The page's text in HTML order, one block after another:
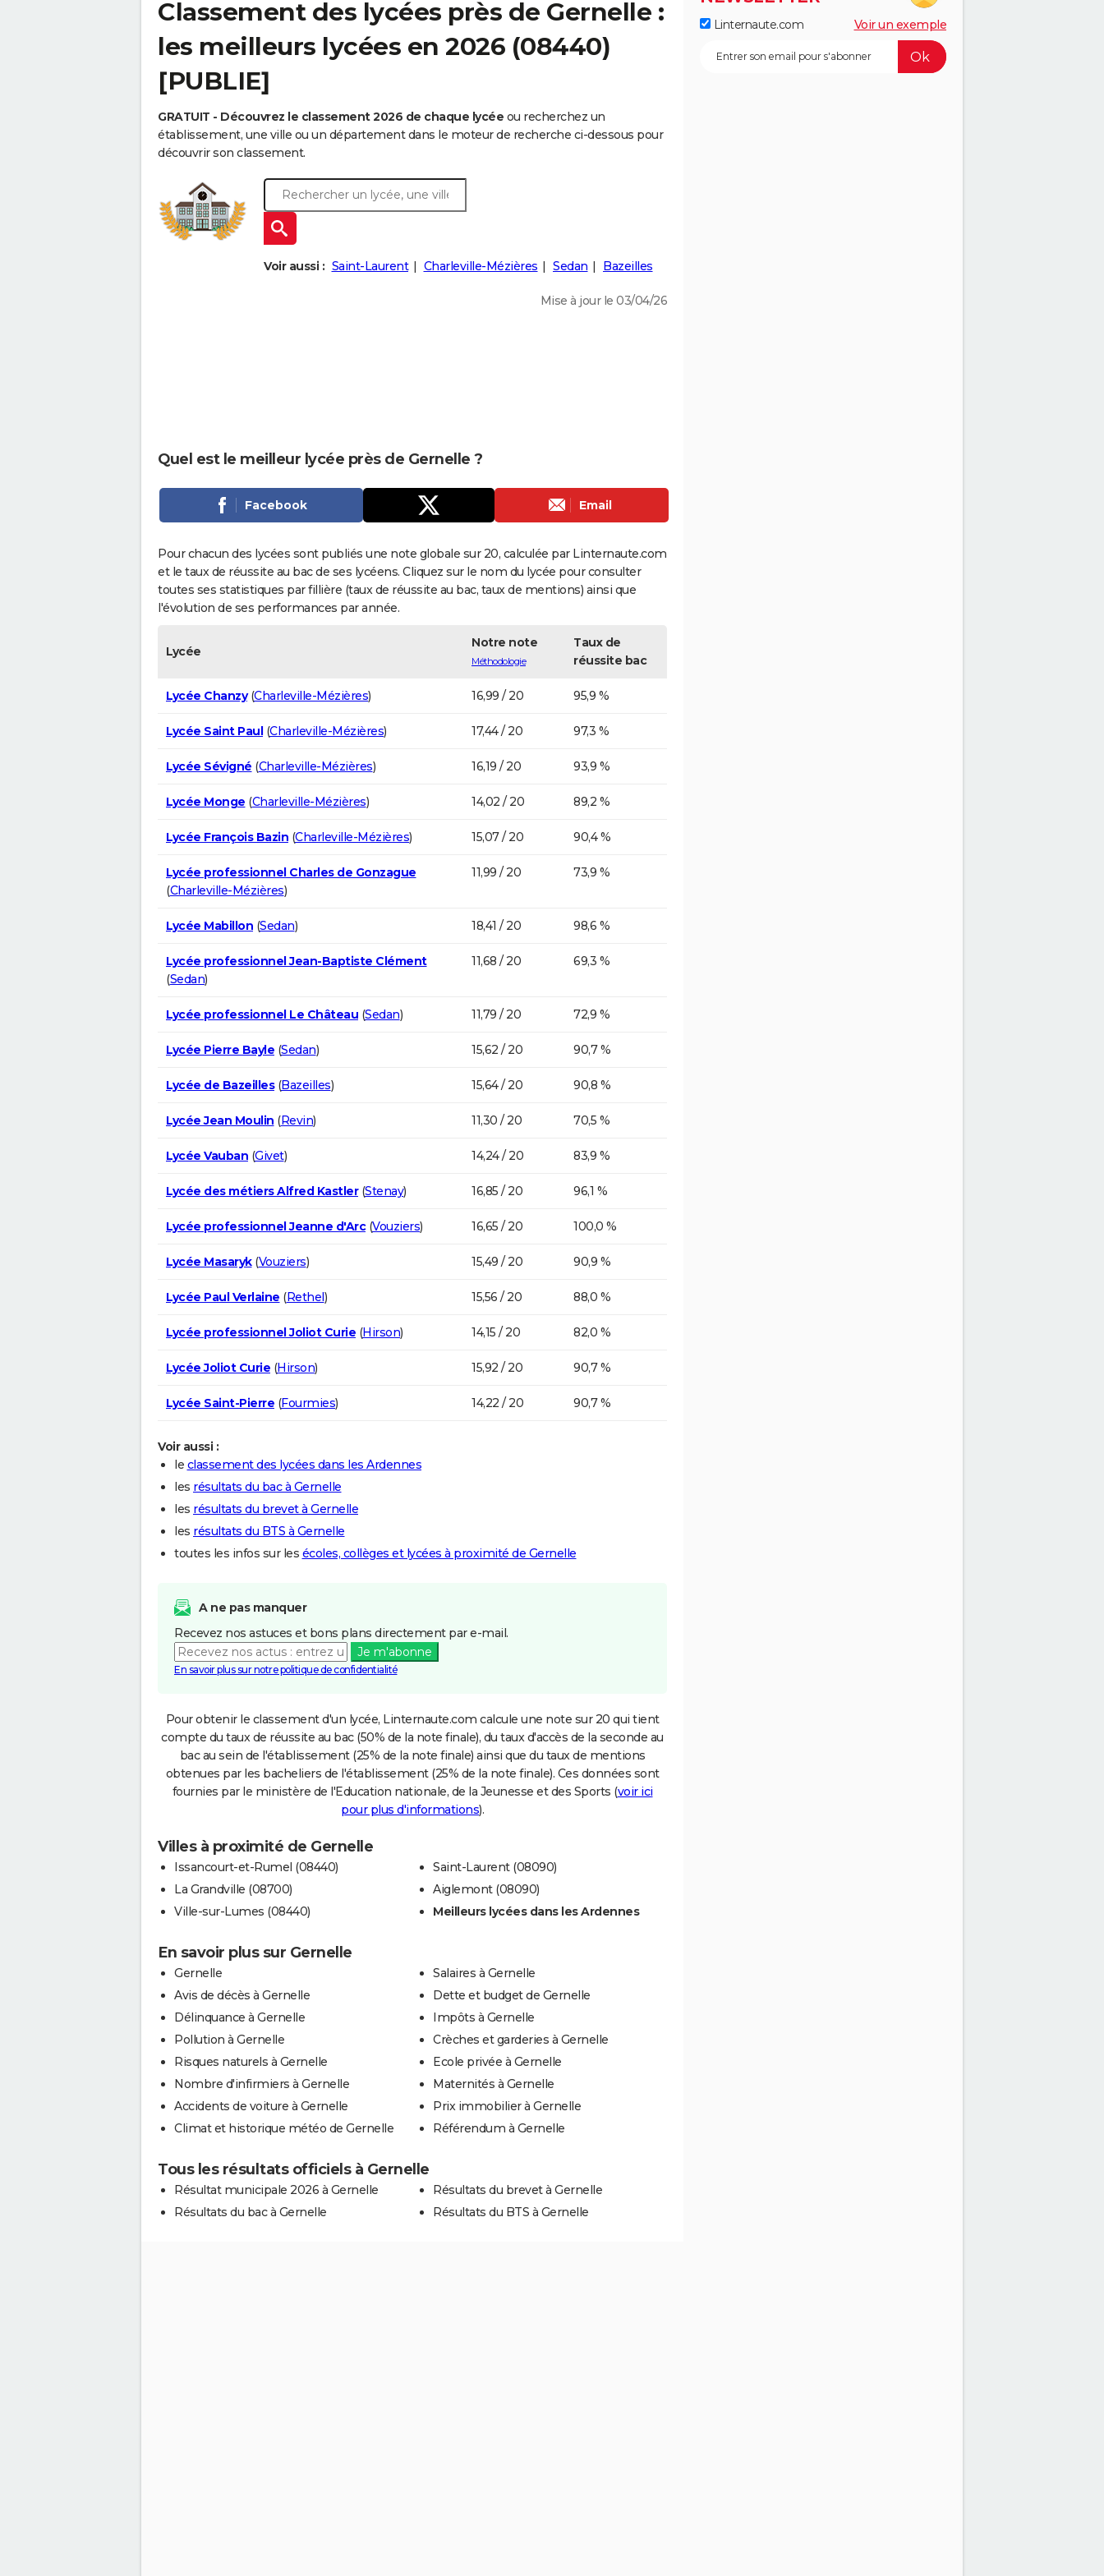
Classement des lycées près de Gernelle :
les meilleurs lycées en 2026 (08440)
[PUBLIE]
GRATUIT - Découvrez le classement 2026 de chaque lycée ou recherchez un
établissement, une ville ou un département dans le moteur de recherche ci-dessous pour
découvrir son classement.
Voir aussi : Saint-Laurent Charleville-Mézières Sedan Bazeilles
Mise à jour le 03/04/26
Quel est le meilleur lycée près de Gernelle ?
Facebook Email
Pour chacun des lycées sont publiés une note globale sur 20, calculée par Linternaute.com
et le taux de réussite au bac de ses lycéens. Cliquez sur le nom du lycée pour consulter
toutes ses statistiques par fillière (taux de réussite au bac, taux de mentions) ainsi que
l'évolution de ses performances par année.
Lycée
Notre note
Méthodologie
Taux de
réussite bac
Lycée Chanzy(Charleville-Mézières) 16,99 / 20 95,9 %
Lycée Saint Paul(Charleville-Mézières) 17,44 / 20 97,3 %
Lycée Sévigné (Charleville-Mézières) 16,19 / 20 93,9 %
Lycée Monge (Charleville-Mézières) 14,02 / 20 89,2 %
Lycée François Bazin (Charleville-Mézières) 15,07 / 20 90,4 %
Lycée professionnel Charles de Gonzague
(Charleville-Mézières)
11,99 / 20 73,9 %
Lycée Mabillon (Sedan) 18,41 / 20 98,6 %
Lycée professionnel Jean-Baptiste Clément
(Sedan)
11,68 / 20 69,3 %
Lycée professionnel Le Château (Sedan) 11,79 / 20 72,9 %
Lycée Pierre Bayle (Sedan) 15,62 / 20 90,7 %
Lycée de Bazeilles(Bazeilles) 15,64 / 20 90,8 %
Lycée Jean Moulin (Revin) 11,30 / 20 70,5 %
Lycée Vauban (Givet) 14,24 / 20 83,9 %
Lycée des métiers Alfred Kastler(Stenay) 16,85 / 20 96,1 %
Lycée professionnel Jeanne d'Arc(Vouziers) 16,65 / 20 100,0 %
Lycée Masaryk(Vouziers) 15,49 / 20 90,9 %
Lycée Paul Verlaine (Rethel) 15,56 / 20 88,0 %
Lycée professionnel Joliot Curie (Hirson) 14,15 / 20 82,0 %
Lycée Joliot Curie (Hirson) 15,92 / 20 90,7 %
Lycée Saint-Pierre (Fourmies) 14,22 / 20 90,7 %
Voir aussi :
le classement des lycées dans les Ardennes
les résultats du bac à Gernelle
les résultats du brevet à Gernelle
les résultats du BTS à Gernelle
toutes les infos sur les écoles, collèges et lycées à proximité de Gernelle
A ne pas manquer
Recevez nos astuces et bons plans directement par e-mail.
Je m'abonne
En savoir plus sur notre politique de confidentialité
Pour obtenir le classement d'un lycée, Linternaute.com calcule une note sur 20 qui tient
compte du taux de réussite au bac (50% de la note finale), du taux d'accès de la seconde au
bac au sein de l'établissement (25% de la note finale) ainsi que du taux de mentions
obtenues par les bacheliers de l'établissement (25% de la note finale). Ces données sont
fournies par le ministère de l'Education nationale, de la Jeunesse et des Sports (voir ici
pour plus d'informations).
Villes à proximité de Gernelle
Issancourt-et-Rumel (08440)
La Grandville (08700)
Ville-sur-Lumes (08440)
Saint-Laurent (08090)
Aiglemont (08090)
Meilleurs lycées dans les Ardennes
En savoir plus sur Gernelle
Gernelle
Avis de décès à Gernelle
Délinquance à Gernelle
Pollution à Gernelle
Risques naturels à Gernelle
Nombre d'infirmiers à Gernelle
Accidents de voiture à Gernelle
Climat et historique météo de Gernelle
Salaires à Gernelle
Dette et budget de Gernelle
Impôts à Gernelle
Crèches et garderies à Gernelle
Ecole privée à Gernelle
Maternités à Gernelle
Prix immobilier à Gernelle
Référendum à Gernelle
Tous les résultats officiels à Gernelle
Résultat municipale 2026 à Gernelle
Résultats du bac à Gernelle
Résultats du brevet à Gernelle
Résultats du BTS à Gernelle
Linternaute.com Voir un exemple